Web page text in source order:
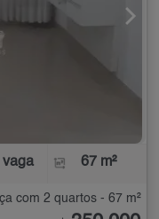
vaga 67 m²
com 2 quartos - 67 m²